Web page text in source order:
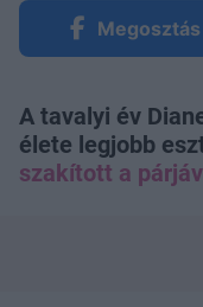
Megosztás
A tavalyi év
élete legjobb
szakított a